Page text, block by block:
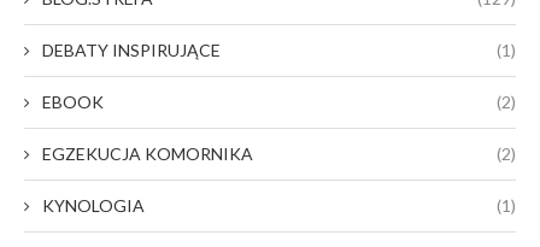
DEBATY INSPIRUJĄCE (1)
EBOOK (2)
EGZEKUCJA KOMORNIKA (2)
KYNOLOGIA (1)